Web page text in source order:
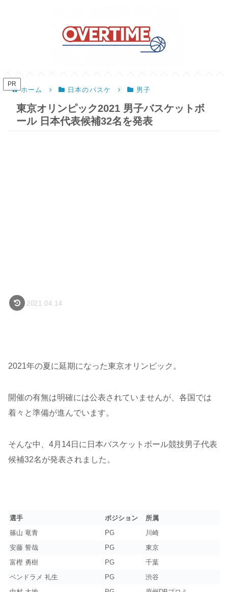
PR
ホーム 日本のバスケ 男子
東京オリンピック2021 男子バスケットボ
ール 日本代表候補32名を発表
2021.04.14
2021年の夏に延期になった東京オリンピック。
開催の有無は明確には公表されていませんが、各国では
着々と準備が進んでいます。
そんな中、4月14日に日本バスケットボール競技男子代表
候補32名が発表されました。
選手 ポジション
所属
篠山 竜青
PG
川崎
安藤 誓哉
PG
東京
富樫 勇樹
PG
千葉
ベンドラメ 礼生
PG
渋谷